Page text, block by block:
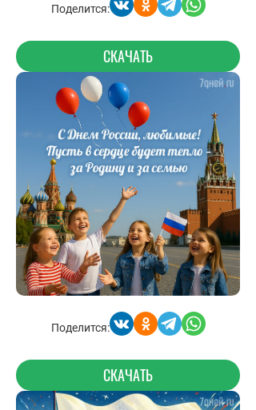
Поделится:
СКАЧАТЬ
Поделится:
СКАЧАТЬ